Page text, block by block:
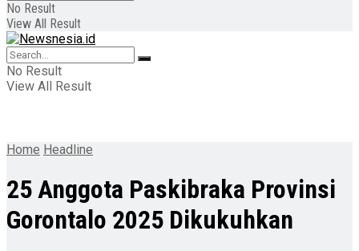
No Result
View All Result
No Result
View All Result
Home Headline
25 Anggota Paskibraka Provinsi
Gorontalo 2025 Dikukuhkan